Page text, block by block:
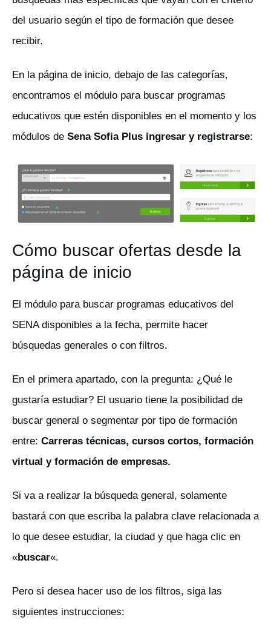
del usuario según el tipo de formación que desee
recibir.
En la página de inicio, debajo de las categorías,
encontramos el módulo para buscar programas
educativos que estén disponibles en el momento y los
módulos de Sena Sofia Plus ingresar y registrarse:
Cómo buscar ofertas desde la
página de inicio
El módulo para buscar programas educativos del
SENA disponibles a la fecha, permite hacer
búsquedas generales o con filtros.
En el primera apartado, con la pregunta: ¿Qué le
gustaría estudiar? El usuario tiene la posibilidad de
buscar general o segmentar por tipo de formación
entre: Carreras técnicas, cursos cortos, formación
virtual y formación de empresas.
Si va a realizar la búsqueda general, solamente
bastará con que escriba la palabra clave relacionada a
lo que desee estudiar, la ciudad y que haga clic en
«buscar«.
Pero si desea hacer uso de los filtros, siga las
siguientes instrucciones: